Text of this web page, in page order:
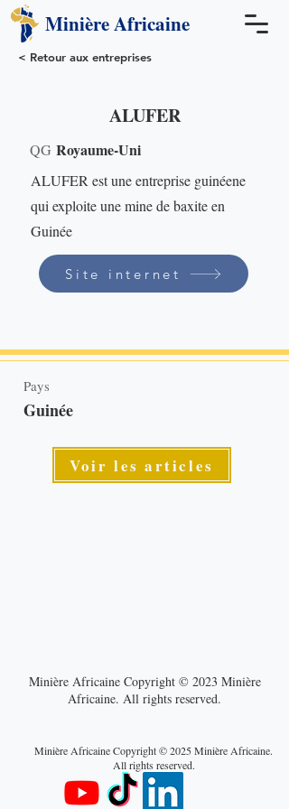
MinièreAfricaine
< Retour aux entreprises
ALUFER
QG Royaume-Uni
ALUFER est une entreprise guinéene
qui exploite une mine de baxite en
Guinée
Site internet
Pays
Guinée
Voir les articles
Minière Africaine Copyright © 2023 Minière
Africaine. All rights reserved.
Minière Africaine Copyright © 2025 Minière Africaine.
All rights reserved.